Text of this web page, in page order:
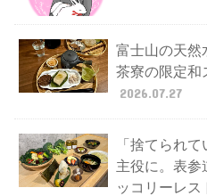
富士山の天然
茶寮の限定和
2026.07.27
「捨てられ
主役に。表参
ッコリーレス